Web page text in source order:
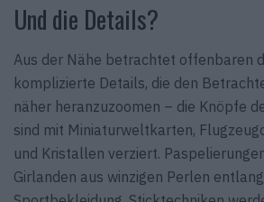
Und die Details?
Aus der Nähe betrachtet offenbaren
komplizierte Details, die den
näher heranzuzoomen – die Knöpfe
sind mit Miniaturweltkarten,
und Kristallen verziert.
Girlanden aus winzigen Perlen